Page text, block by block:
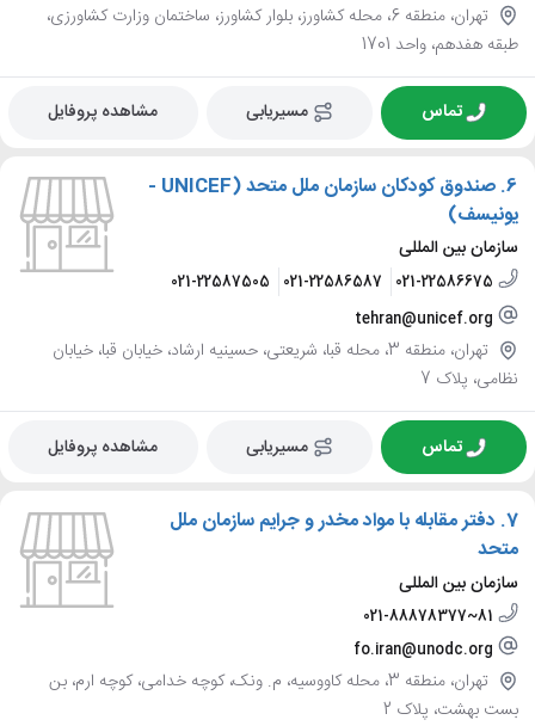
تهران، منطقه 6، محله کشاورز، بلوار کشاورز، ساختمان وزارت کشاورزی،
طبقه هفدهم، واحد 1701
تماس مسیریابی مشاهده پروفایل
6.
صندوق کودکان سازمان ملل متحد (UNICEF -
یونیسف)
سازمان بین المللی
021-22586675
021-22586587
021-22587505
tehran@unicef.org
تهران، منطقه 3، محله قبا، شریعتی، حسینیه ارشاد، خیابان قبا، خیابان
نظامی، پلاک 7
تماس مسیریابی مشاهده پروفایل
7. دفتر مقابله با مواد مخدر و جرایم سازمان ملل
متحد
سازمان بین المللی
021-88878377~81
fo.iran@unodc.org
تهران، منطقه 3، محله کاووسیه، م. ونک، کوچه خدامی، کوچه ارم، بن
بست بهشت، پلاک 2